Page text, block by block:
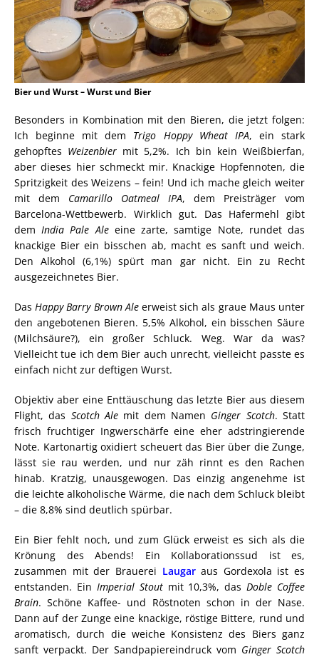
Bier und Wurst – Wurst und Bier
Besonders in Kombination mit den Bieren, die jetzt folgen:
Ich beginne mit dem Trigo Hoppy Wheat IPA, ein stark
gehopftes Weizenbier mit 5,2%. Ich bin kein Weißbierfan,
aber dieses hier schmeckt mir. Knackige Hopfennoten, die
Spritzigkeit des Weizens – fein! Und ich mache gleich weiter
mit dem Camarillo Oatmeal IPA, dem Preisträger vom
Barcelona-Wettbewerb. Wirklich gut. Das Hafermehl gibt
demIndia Pale Aleeine zarte, samtige Note, rundet das
knackige Bier ein bisschen ab, macht es sanft und weich.
Den Alkohol (6,1%) spürt man gar nicht. Ein zu Recht
ausgezeichnetes Bier.
DasHappy Barry Brown Aleerweist sich als graue Maus unter
den angebotenen Bieren. 5,5% Alkohol, ein bisschen Säure
(Milchsäure?), ein großer Schluck. Weg. War da was?
Vielleicht tue ich dem Bier auch unrecht, vielleicht passte es
einfach nicht zur deftigen Wurst.
Objektiv aber eine Enttäuschung das letzte Bier aus diesem
Flight, das Scotch Ale mit dem Namen Ginger Scotch. Statt
frisch fruchtiger Ingwerschärfe eine eher adstringierende
Note. Kartonartig oxidiert scheuert das Bier über die Zunge,
lässt sie rau werden, und nur zäh rinnt es den Rachen
hinab. Kratzig, unausgewogen. Das einzig angenehme ist
die leichte alkoholische Wärme, die nach dem Schluck bleibt
– die 8,8% sind deutlich spürbar.
Ein Bier fehlt noch, und zum Glück erweist es sich als die
Krönung des Abends! Ein Kollaborationssud ist es,
zusammen mit der Brauerei Laugaraus Gordexola ist es
entstanden. Ein Imperial Stoutmit 10,3%, dasDoble Coffee
Brain. Schöne Kaffee- und Röstnoten schon in der Nase.
Dann auf der Zunge eine knackige, röstige Bittere, rund und
aromatisch, durch die weiche Konsistenz des Biers ganz
sanft verpackt. Der Sandpapiereindruck vom Ginger Scotch